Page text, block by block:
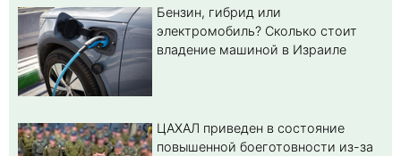
Бензин, гибрид или
электромобиль? Cколько стоит
владение машиной в Израиле
ЦАХАЛ приведен в состояние
повышенной боеготовности из-за